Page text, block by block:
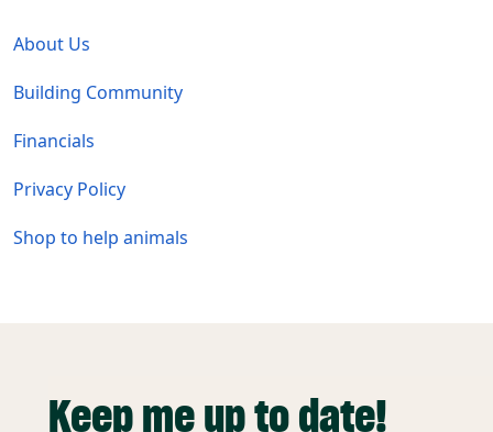
About Us
Building Community
Financials
Privacy Policy
Shop to help animals